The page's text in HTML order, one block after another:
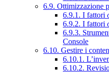
6.9. Ottimizzazione
6.9.1. I fattori
6.9.2. I fattori
6.9.3.
Console
6.10. Gestire i
6.10.1.
6.10.2.